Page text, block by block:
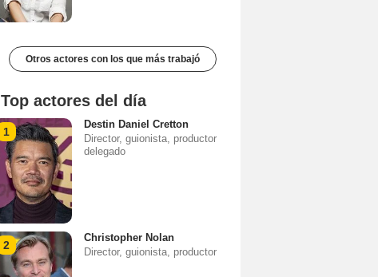
Otros actores con los que más trabajó
Top actores del día
1
Destin Daniel Cretton
Director, guionista, productor
delegado
2
Christopher Nolan
Director, guionista, productor